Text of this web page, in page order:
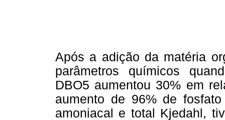
Após a adição da matéria
parâmetros químicos
DBO5 aumentou 30% em
aumento de 96% de
amoniacal e total Kjedahl,